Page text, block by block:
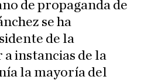
de propaganda de
se ha
de la
instancias de la
la mayoría del